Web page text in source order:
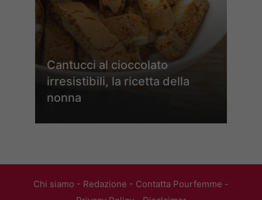
Cantucci al cioccolato
irresistibili, la ricetta della
nonna
Chi siamo - Redazione - Contatta Pourfemme -